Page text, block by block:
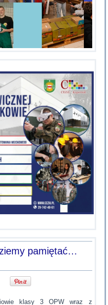
pamiętać…
klasy 3 OPW wraz z